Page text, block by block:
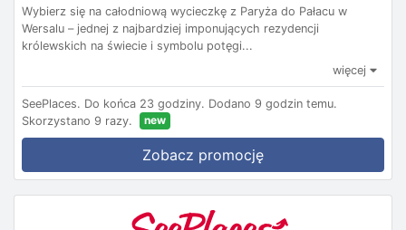
Wybierz się na całodniową wycieczkę z Paryża do Pałacu w
Wersalu – jednej z najbardziej imponujących rezydencji
królewskich na świecie i symbolu potęgi...
więcej
SeePlaces. Do końca 23 godziny. Dodano 9 godzin temu.
Skorzystano 9 razy.
new
Zobacz promocję